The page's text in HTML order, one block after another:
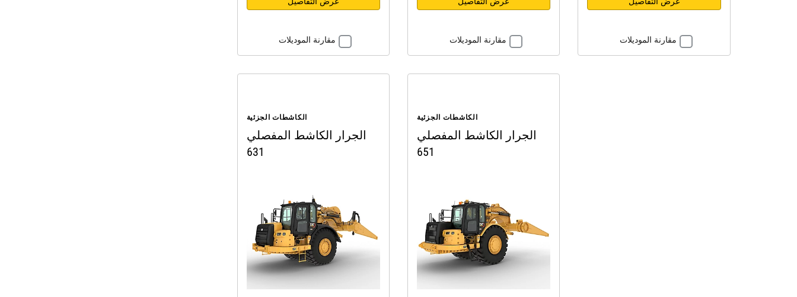
مقارنة الموديلات مقارنة الموديلات مقارنة الموديلات
الكاشطات الجزئية
الجرار الكاشط المفصلي
631
الكاشطات الجزئية
الجرار الكاشط المفصلي
651